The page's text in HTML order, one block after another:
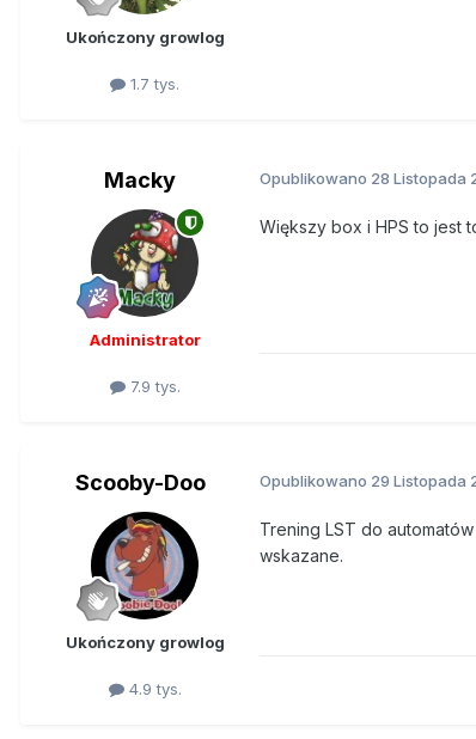
Ukończony growlog
1.7 tys.
Macky
Administrator
7.9 tys.
Opublikowano 28 Listopada
Większy box i HPS to jest
Scooby-Doo
Ukończony growlog
4.9 tys.
Opublikowano 29 Listopada
Trening LST do
wskazane.